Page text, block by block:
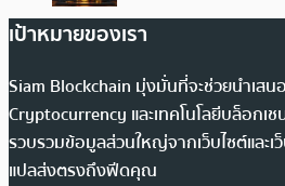
เป้าหมายของเรา
Siam Blockchain มุ่งมั่นที่จะช่วยนำเสน
Cryptocurrency และเทคโนโลยีบล็อกเ
รวบรวมข้อมูลส่วนใหญ่จากเว็บไซต์และเ
แปลส่งตรงถึงฟีดคุณ